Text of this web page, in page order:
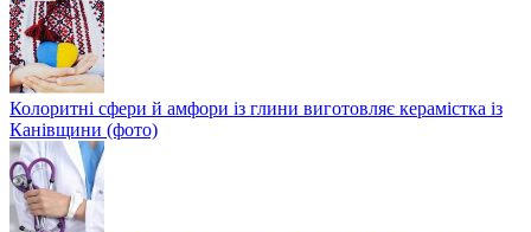
Колоритні сфери й амфори із глини виготовляє керамістка із
Канівщини (фото)